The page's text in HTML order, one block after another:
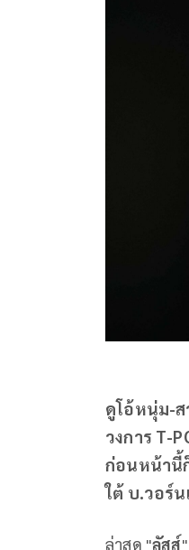
ดูโอ้หนุ่ม-
วงการ T-
ก่อนหน้านี้
ใต้ บ.วอร์
ล่าสุด "ลัสส์